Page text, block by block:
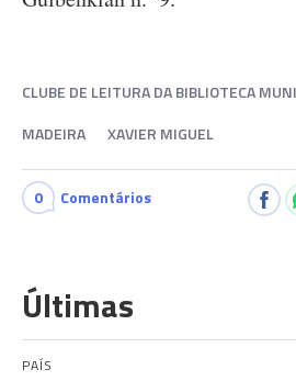
CLUBE DE LEITURA DA BIBLIOTECA
MADEIRA
XAVIER MIGUEL
0 Comentários
Últimas
PAÍS